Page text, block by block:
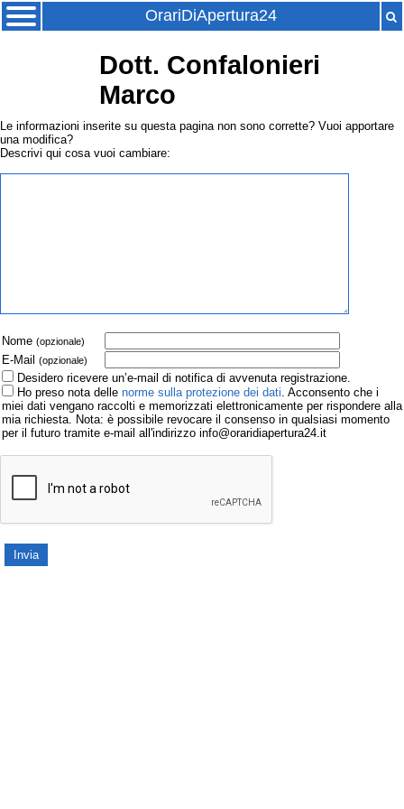
OrariDiApertura24
Dott. Confalonieri
Marco
Le informazioni inserite su questa pagina non sono corrette? Vuoi apportare
una modifica?
Descrivi qui cosa vuoi cambiare:
Nome (opzionale)
E-Mail (opzionale)
Desidero ricevere un’e-mail di notifica di avvenuta registrazione.
Ho preso nota delle norme sulla protezione dei dati. Acconsento che i
miei dati vengano raccolti e memorizzati elettronicamente per rispondere alla
mia richiesta. Nota: è possibile revocare il consenso in qualsiasi momento
per il futuro tramite e-mail all'indirizzo info@oraridiapertura24.it